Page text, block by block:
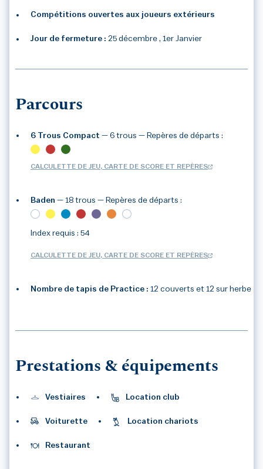
Compétitions ouvertes aux joueurs extérieurs
Jour de fermeture : 25 décembre , 1er Janvier
Parcours
6 Trous Compact — 6 trous — Repères de départs :
CALCULETTE DE JEU, CARTE DE SCORE ET REPÈRES
Baden — 18 trous — Repères de départs :
Index requis : 54
CALCULETTE DE JEU, CARTE DE SCORE ET REPÈRES
Nombre de tapis de Practice : 12 couverts et 12 sur herbe
Prestations & équipements
Vestiaires Location club
Voiturette Location chariots
Restaurant